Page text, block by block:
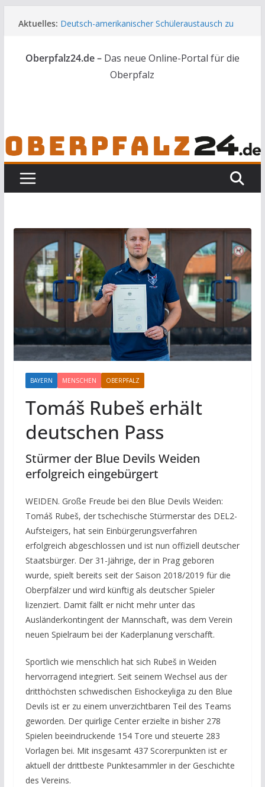
Inhalt
Aktuelles: Deutsch-amerikanischer Schüleraustausch zu
Unbekannte versuchen in Gebäude in Reuth
einzubrechen
Audi prallt gegen Brückengeländer in Weiden
Oberpfalz24.de – Das neue Online-Portal für die
Oberpfalz
BAYERN MENSCHEN OBERPFALZ
Tomáš Rubeš erhält
deutschen Pass
Stürmer der Blue Devils Weiden
erfolgreich eingebürgert
WEIDEN. Große Freude bei den Blue Devils Weiden:
Tomáš Rubeš, der tschechische Stürmerstar des DEL2-
Aufsteigers, hat sein Einbürgerungsverfahren
erfolgreich abgeschlossen und ist nun offiziell deutscher
Staatsbürger. Der 31-Jährige, der in Prag geboren
wurde, spielt bereits seit der Saison 2018/2019 für die
Oberpfälzer und wird künftig als deutscher Spieler
lizenziert. Damit fällt er nicht mehr unter das
Ausländerkontingent der Mannschaft, was dem Verein
neuen Spielraum bei der Kaderplanung verschafft.
Sportlich wie menschlich hat sich Rubeš in Weiden
hervorragend integriert. Seit seinem Wechsel aus der
dritthöchsten schwedischen Eishockeyliga zu den Blue
Devils ist er zu einem unverzichtbaren Teil des Teams
geworden. Der quirlige Center erzielte in bisher 278
Spielen beeindruckende 154 Tore und steuerte 283
Vorlagen bei. Mit insgesamt 437 Scorerpunkten ist er
aktuell der drittbeste Punktesammler in der Geschichte
des Vereins.